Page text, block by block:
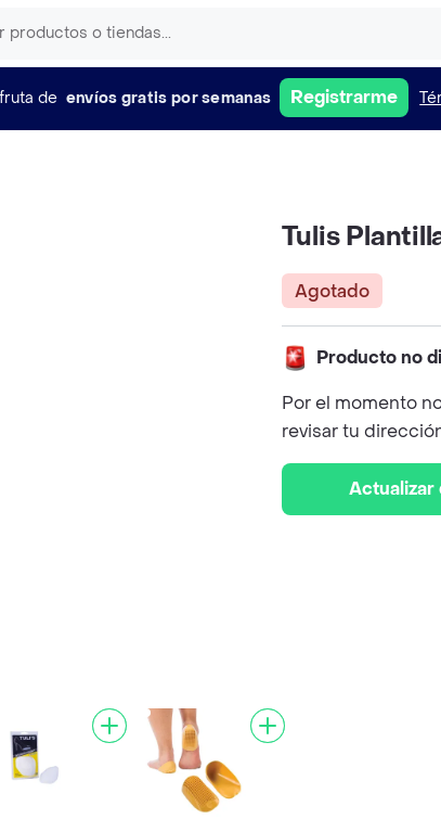
de envíos gratis por semanas Registrarme
Tulis
Agotado
Producto no
Por el momento
revisar tu
Actualizar